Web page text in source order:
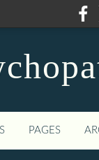
PAGES